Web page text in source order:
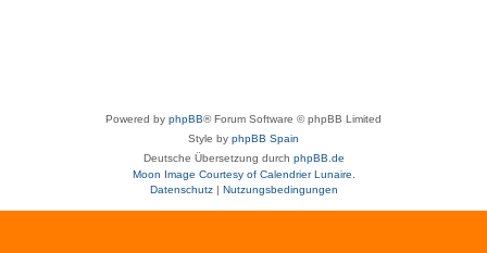
Powered by phpBB® Forum Software © phpBB Limited
Style by phpBB Spain
Deutsche Übersetzung durch phpBB.de
Moon Image Courtesy of Calendrier Lunaire.
Datenschutz| Nutzungsbedingungen